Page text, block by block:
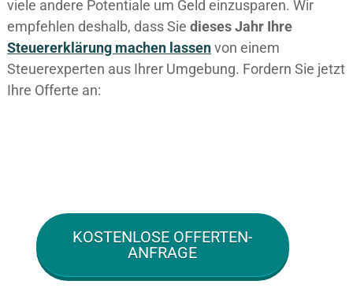
viele andere Potentiale um Geld einzusparen. Wir
empfehlen deshalb, dass Sie diesesJahr Ihre
Steuererklärung machen lassenvon einem
Steuerexperten aus Ihrer Umgebung. Fordern Sie jetzt
Ihre Offerte an:
KOSTENLOSE OFFERTEN-
ANFRAGE